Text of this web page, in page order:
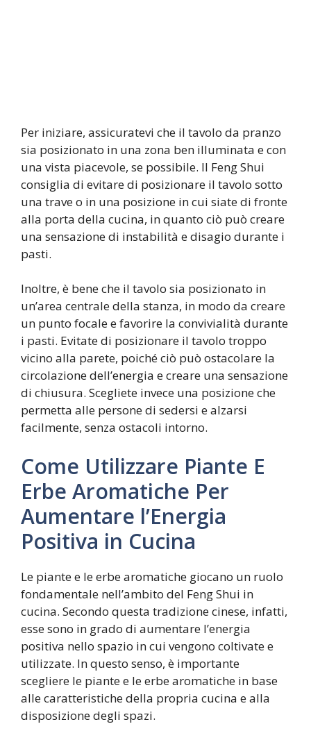
Per iniziare, assicuratevi che il tavolo da pranzo
sia posizionato in una zona ben illuminata e con
una vista piacevole, se possibile. Il Feng Shui
consiglia di evitare di posizionare il tavolo sotto
una trave o in una posizione in cui siate di fronte
alla porta della cucina, in quanto ciò può creare
una sensazione di instabilità e disagio durante i
pasti.
Inoltre, è bene che il tavolo sia posizionato in
un’area centrale della stanza, in modo da creare
un punto focale e favorire la convivialità durante
i pasti. Evitate di posizionare il tavolo troppo
vicino alla parete, poiché ciò può ostacolare la
circolazione dell’energia e creare una sensazione
di chiusura. Scegliete invece una posizione che
permetta alle persone di sedersi e alzarsi
facilmente, senza ostacoli intorno.
Come Utilizzare Piante E
Erbe Aromatiche Per
Aumentare l’Energia
Positiva in Cucina
Le piante e le erbe aromatiche giocano un ruolo
fondamentale nell’ambito del Feng Shui in
cucina. Secondo questa tradizione cinese, infatti,
esse sono in grado di aumentare l’energia
positiva nello spazio in cui vengono coltivate e
utilizzate. In questo senso, è importante
scegliere le piante e le erbe aromatiche in base
alle caratteristiche della propria cucina e alla
disposizione degli spazi.